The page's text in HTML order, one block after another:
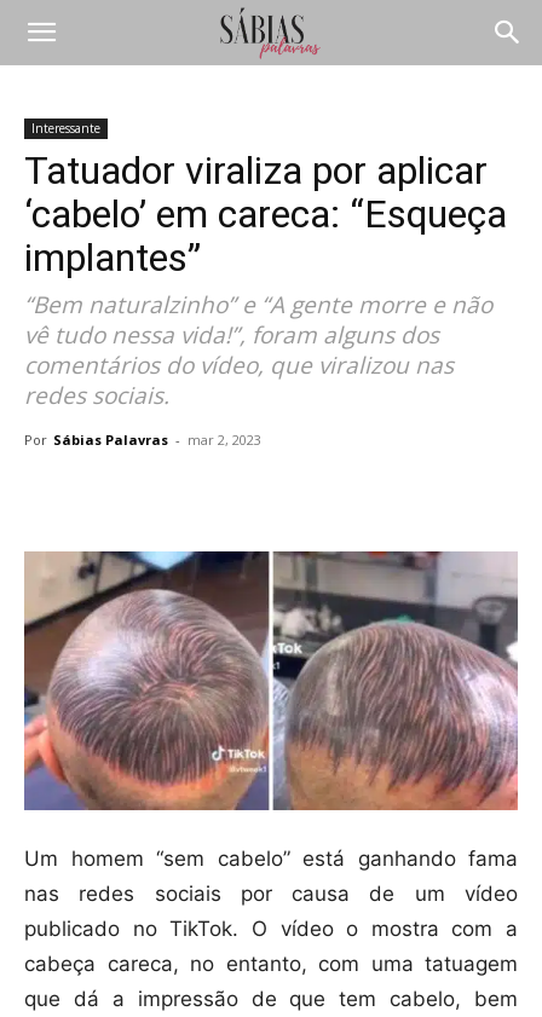
Interessante
Tatuador viraliza por aplicar
‘cabelo’ em careca: “Esqueça
implantes”
“Bem naturalzinho” e “A gente morre e não
vê tudo nessa vida!”, foram alguns dos
comentários do vídeo, que viralizou nas
redes sociais.
Por Sábias Palavras - mar 2, 2023
Um homem “sem cabelo” está ganhando fama
nas redes sociais por causa de um vídeo
publicado no TikTok. O vídeo o mostra com a
cabeça careca, no entanto, com uma tatuagem
que dá a impressão de que tem cabelo, bem